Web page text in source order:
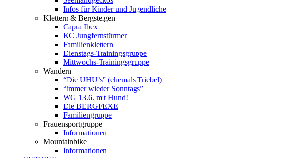
Infos für Kinder und Jugendliche
Klettern & Bergsteigen
Capra Ibex
KC Jungfernstürmer
Familienklettern
Dienstags-Trainingsgruppe
Mittwochs-Trainingsgruppe
Wandern
“Die UHU’s” (ehemals Triebel)
“immer wieder Sonntags”
WG 13.6. mit Hund!
Die BERGFEXE
Familiengruppe
Frauensportgruppe
Informationen
Mountainbike
Informationen